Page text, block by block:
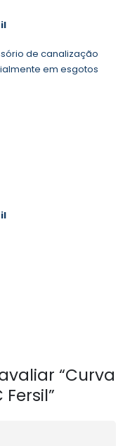
de canalização
em esgotos
“Curva
Fersil”